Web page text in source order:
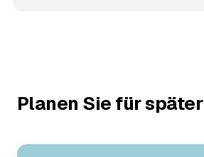
Planen Sie für später